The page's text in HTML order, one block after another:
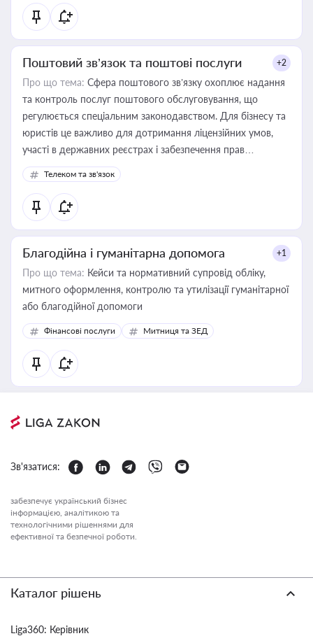
Поштовий зв’язок та поштові послуги +2
Про що тема: Сфера поштового зв’язку охоплює надання
та контроль послуг поштового обслуговування, що
регулюється спеціальним законодавством. Для бізнесу та
юристів це важливо для дотримання ліцензійних умов,
участі в державних реєстрах і забезпечення прав
споживачів.
Телеком та зв'язок
Благодійна і гуманітарна допомога +1
Про що тема: Кейси та нормативний супровід обліку,
митного оформлення, контролю та утилізації гуманітарної
або благодійної допомоги
Фінансові послуги Митниця та ЗЕД
Зв'язатися:
забезпечує український бізнес
інформацією, аналітикою та
технологічними рішеннями для
ефективної та безпечної роботи.
Каталог рішень
Liga360: Керівник